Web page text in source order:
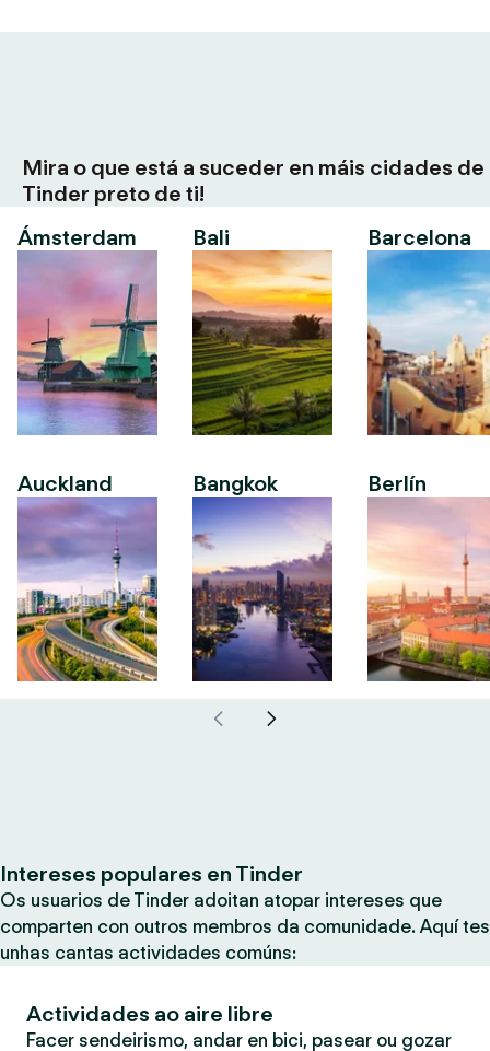
Mira o que está a suceder en máis cidades de
Tinder preto de ti!
Ámsterdam
Auckland
Bali
Bangkok
Barcelona
Berlín
Intereses populares en Tinder
Os usuarios de Tinder adoitan atopar intereses que
comparten con outros membros da comunidade. Aquí tes
unhas cantas actividades comúns:
Actividades ao aire libre
Facer sendeirismo, andar en bici, pasear ou gozar